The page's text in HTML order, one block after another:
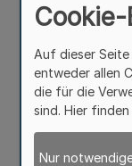
Auf dieser Seite
entweder allen
die für die
sind. Hier finden
Nur